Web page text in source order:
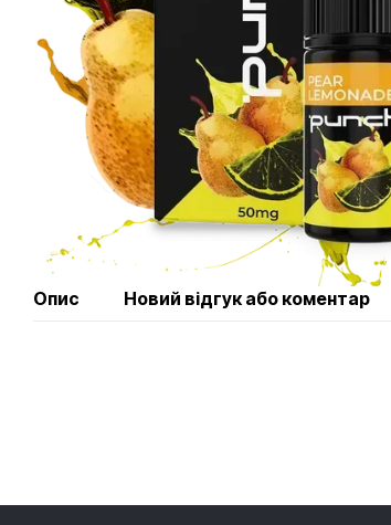
Опис Новий відгук або коментар